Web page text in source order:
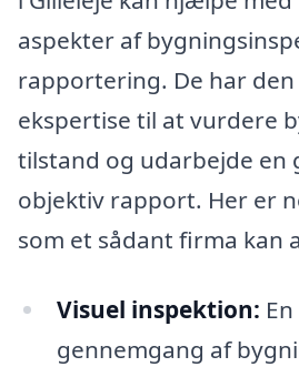
aspekter af
rapportering. De har
ekspertise til at vurdere
tilstand og udarbejde en
objektiv rapport. Her er
som et sådant firma kan
Visuel inspektion:
gennemgang af